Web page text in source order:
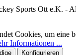
Sports Ott e.K. -
Cookies, um eine
Informationen ...
Konfigurieren